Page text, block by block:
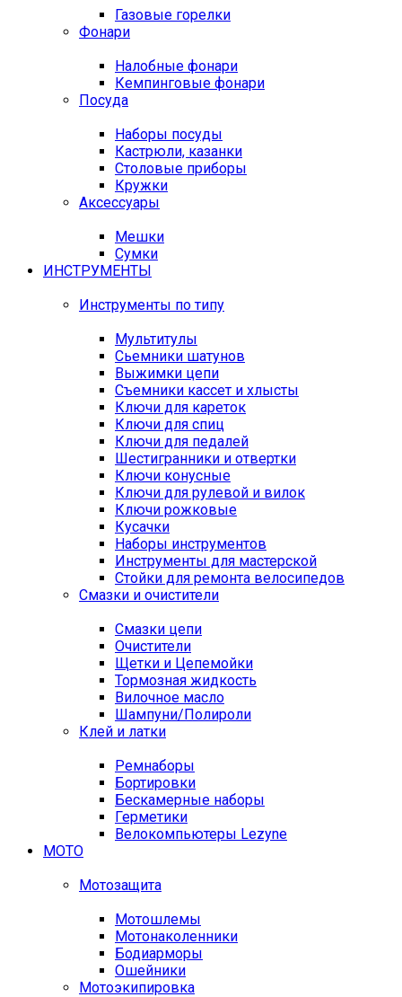
Газовые горелки
Фонари
Налобные фонари
Кемпинговые фонари
Посуда
Наборы посуды
Кастрюли, казанки
Столовые приборы
Кружки
Аксессуары
Мешки
Сумки
ИНСТРУМЕНТЫ
Инструменты по типу
Мультитулы
Сьемники шатунов
Выжимки цепи
Съемники кассет и хлысты
Ключи для кареток
Ключи для спиц
Ключи для педалей
Шестигранники и отвертки
Ключи конусные
Ключи для рулевой и вилок
Ключи рожковые
Кусачки
Наборы инструментов
Инструменты для мастерской
Стойки для ремонта велосипедов
Смазки и очистители
Смазки цепи
Очистители
Щетки и Цепемойки
Тормозная жидкость
Вилочное масло
Шампуни/Полироли
Клей и латки
Ремнаборы
Бортировки
Бескамерные наборы
Герметики
Велокомпьютеры Lezyne
МОТО
Мотозащита
Мотошлемы
Мотонаколенники
Бодиарморы
Ошейники
Мотоэкипировка